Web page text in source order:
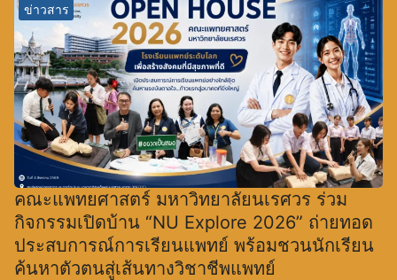
ข่าวสาร
คณะแพทยศาสตร์ มหาวิทยาลัยนเรศวร ร่วม
กิจกรรมเปิดบ้าน “NU Explore 2026” ถ่ายทอด
ประสบการณ์การเรียนแพทย์ พร้อมชวนนักเรียน
ค้นหาตัวตนสู่เส้นทางวิชาชีพแพทย์